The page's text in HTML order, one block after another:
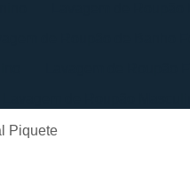
de Roupão
Piquete